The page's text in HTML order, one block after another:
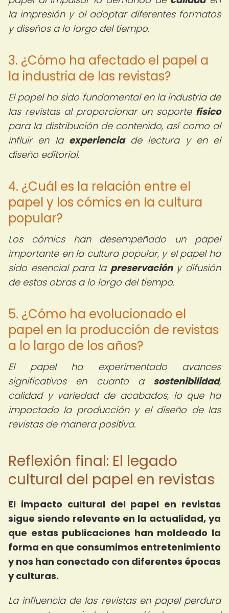
la impresión y al adoptar diferentes formatos
y diseños a lo largo del tiempo.
3. ¿Cómo ha afectado el papel a
la industria de las revistas?
El papel ha sido fundamental en la industria de
las revistas al proporcionar un soporte físico
para la distribución de contenido, así como al
influir en la experienciade lectura y en el
diseño editorial.
4. ¿Cuál es la relación entre el
papel y los cómics en la cultura
popular?
Los cómics han desempeñado un papel
importante en la cultura popular, y el papel ha
sido esencial para la preservacióny difusión
de estas obras a lo largo del tiempo.
5. ¿Cómo ha evolucionado el
papel en la producción de revistas
a lo largo de los años?
El papel ha experimentado avances
significativos en cuanto a sostenibilidad,
calidad y variedad de acabados, lo que ha
impactado la producción y el diseño de las
revistas de manera positiva.
Reflexión final: El legado
cultural del papel en revistas
El impacto cultural del papel en revistas
sigue siendo relevante en la actualidad, ya
que estas publicaciones han moldeado la
forma en que consumimos entretenimiento
y nos han conectado con diferentes épocas
y culturas.
La influencia de las revistas en papel perdura